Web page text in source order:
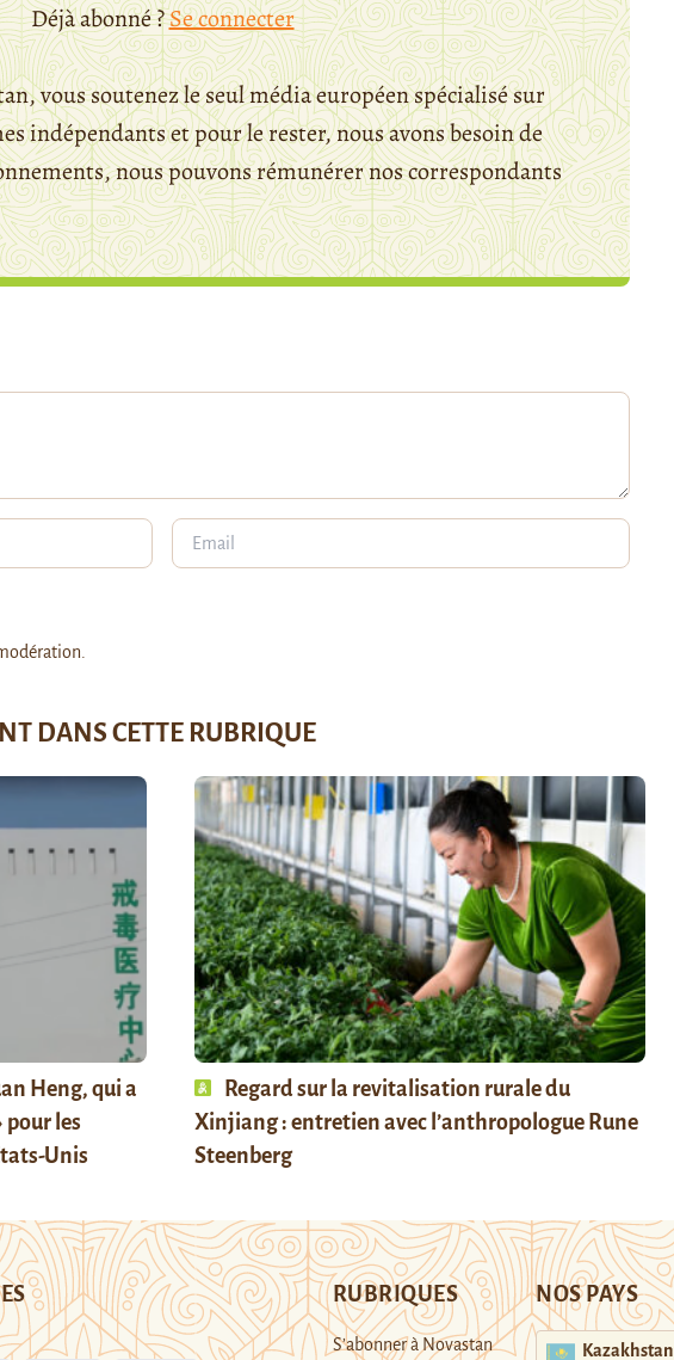
Déjà abonné ?Se connecter
vous soutenez le seul média européen spécialisé sur
indépendants et pour le rester, nous avons besoin de
nous pouvons rémunérer nos correspondants
DANS CETTE RUBRIQUE
Heng, qui a
pour les
Unis
Regard sur la revitalisation rurale du
Xinjiang : entretien avec l’anthropologue Rune
Steenberg
RUBRIQUES
S’abonner à Novastan
NOS PAYS
Kazakhstan